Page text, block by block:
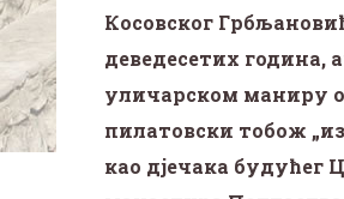
Косовског
деведесетих
уличарском маниру
пилатовски тобож
као дјечака будућег